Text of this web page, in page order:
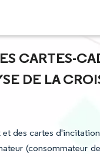
CARTES-
DE LA
des cartes
(consommateur